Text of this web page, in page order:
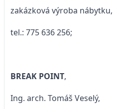
zakázková výroba nábytku,
tel.: 775 636 256;
BREAK POINT,
Ing. arch. Tomáš Veselý,